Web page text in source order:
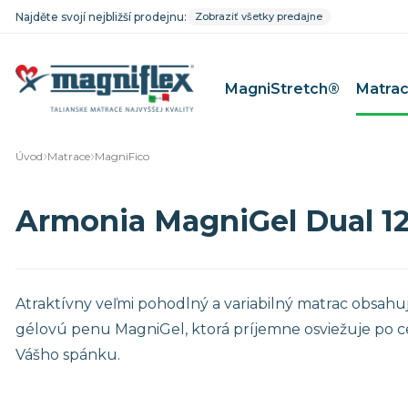
Najděte svojí nejbližší prodejnu: Zobraziť všetky predajne
MagniStretch®
MagniStretch®
Riposo
Baby Line
Matrace
Matrace
Úvod Matrace MagniFico
Armonia MagniGel Dual
Atraktívny veľmi pohodlný a variabilný matrac
gélovú penu MagniGel, ktorá príjemne osviežuje po
Vášho spánku.